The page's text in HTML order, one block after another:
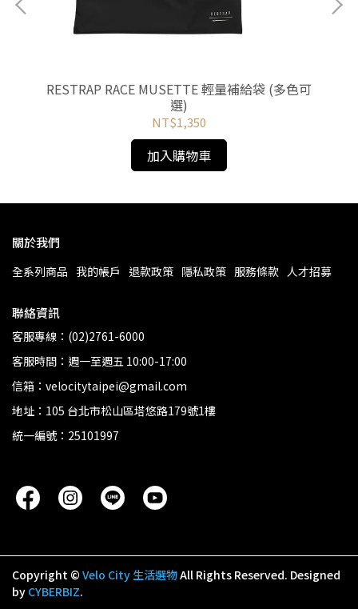
RESTRAP RACE MUSETTE 輕量補給袋 (多色可
選)
NT$1,350
加入購物車
關於我們
全系列商品 我的帳戶 退款政策 隱私政策 服務條款 人才招募
聯絡資訊
客服專線：(02)2761-6000
客服時間：週一至週五 10:00-17:00
信箱：velocitytaipei@gmail.com
地址：105 台北市松山區塔悠路179號1樓
統一編號：25101997
Copyright © Velo City 生活選物All Rights Reserved. Designed
by CYBERBIZ.